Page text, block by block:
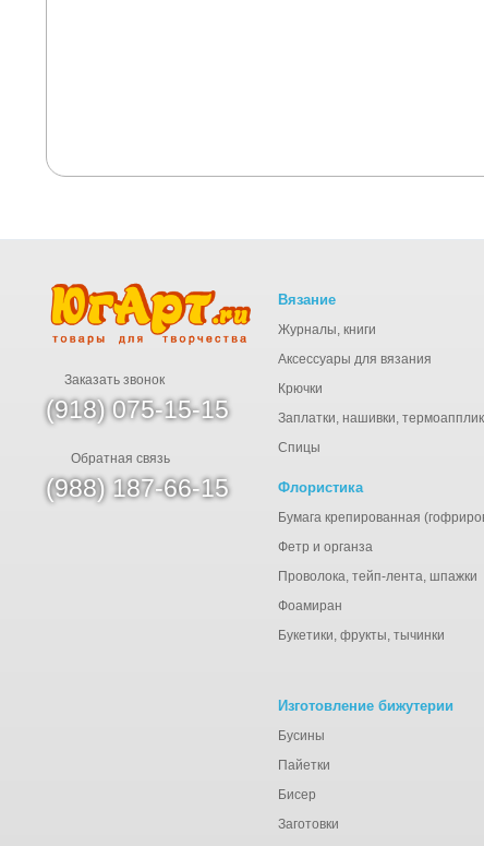
Заказать звонок
(918) 075-15-15
Обратная связь
(988) 187-66-15
Вязание
Журналы, книги
Аксессуары для вязания
Крючки
Заплатки, нашивки,
Спицы
Флористика
Бумага крепированная
Фетр и органза
Проволока, тейп-лента, шпажки
Фоамиран
Букетики, фрукты, тычинки
Изготовление бижутерии
Бусины
Пайетки
Бисер
Заготовки